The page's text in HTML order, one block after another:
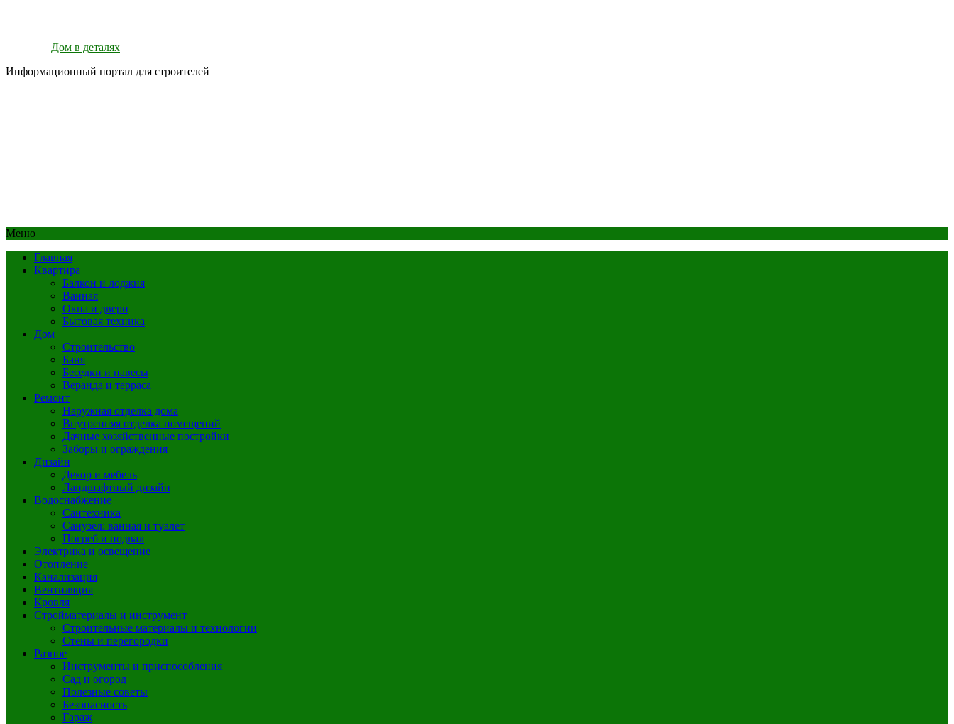
Дом в деталях
Информационный портал для строителей
Меню
Главная
Квартира
Балкон и лоджия
Ванная
Окна и двери
Бытовая техника
Дом
Строительство
Баня
Беседки и навесы
Веранда и терраса
Ремонт
Наружная отделка дома
Внутренняя отделка помещений
Дачные хозяйственные постройки
Заборы и ограждения
Дизайн
Декор и мебель
Ландшафтный дизайн
Водоснабжение
Сантехника
Санузел: ванная и туалет
Погреб и подвал
Электрика и освещение
Отопление
Канализация
Вентиляция
Кровля
Стройматериалы и инструмент
Строительные материалы и технологии
Стены и перегородки
Разное
Инструменты и приспособления
Сад и огород
Полезные советы
Безопасность
Гараж